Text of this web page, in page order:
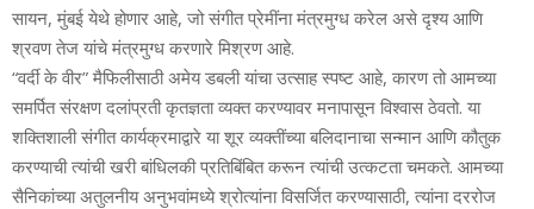
सायन, मुंबई येथे होणार आहे, जो संगीत प्रेमींना मंत्रमुग्ध करेल असे दृश्य आणि
श्रवण तेज यांचे मंत्रमुग्ध करणारे मिश्रण आहे.
“वर्दी के वीर” मैफिलीसाठी अमेय डबली यांचा उत्साह स्पष्ट आहे, कारण तो आमच्या
समर्पित संरक्षण दलांप्रती कृतज्ञता व्यक्त करण्यावर मनापासून विश्वास ठेवतो. या
शक्तिशाली संगीत कार्यक्रमाद्वारे या शूर व्यक्तींच्या बलिदानाचा सन्मान आणि कौतुक
करण्याची त्यांची खरी बांधिलकी प्रतिबिंबित करून त्यांची उत्कटता चमकते. आमच्या
सैनिकांच्या अतुलनीय अनुभवांमध्ये श्रोत्यांना विसर्जित करण्यासाठी, त्यांना दररोज